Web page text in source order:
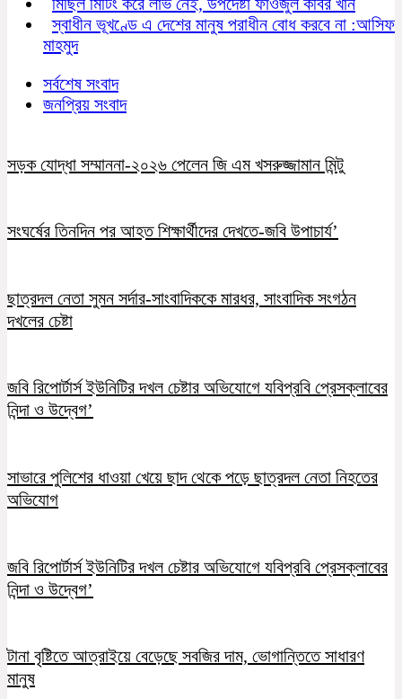
স্বাধীন ভূখণ্ডে এ দেশের মানুষ পরাধীন বোধ করবে না :আসিফ
মাহমুদ
সর্বশেষ সংবাদ
জনপ্রিয় সংবাদ
সড়ক যোদ্ধা সম্মাননা-২০২৬ পেলেন জি এম খসরুজ্জামান মিন্টু
সংঘর্ষের তিনদিন পর আহত শিক্ষার্থীদের দেখতে-জবি উপাচার্য’
ছাত্রদল নেতা সুমন সর্দার-সাংবাদিককে মারধর, সাংবাদিক সংগঠন
দখলের চেষ্টা
জবি রিপোর্টার্স ইউনিটির দখল চেষ্টার অভিযোগে যবিপ্রবি প্রেসক্লাবের
নিন্দা ও উদ্বেগ’
সাভারে পুলিশের ধাওয়া খেয়ে ছাদ থেকে পড়ে ছাত্রদল নেতা নিহতের
অভিযোগ
জবি রিপোর্টার্স ইউনিটির দখল চেষ্টার অভিযোগে যবিপ্রবি প্রেসক্লাবের
নিন্দা ও উদ্বেগ’
টানা বৃষ্টিতে আত্রাইয়ে বেড়েছে সবজির দাম, ভোগান্তিতে সাধারণ
মানুষ